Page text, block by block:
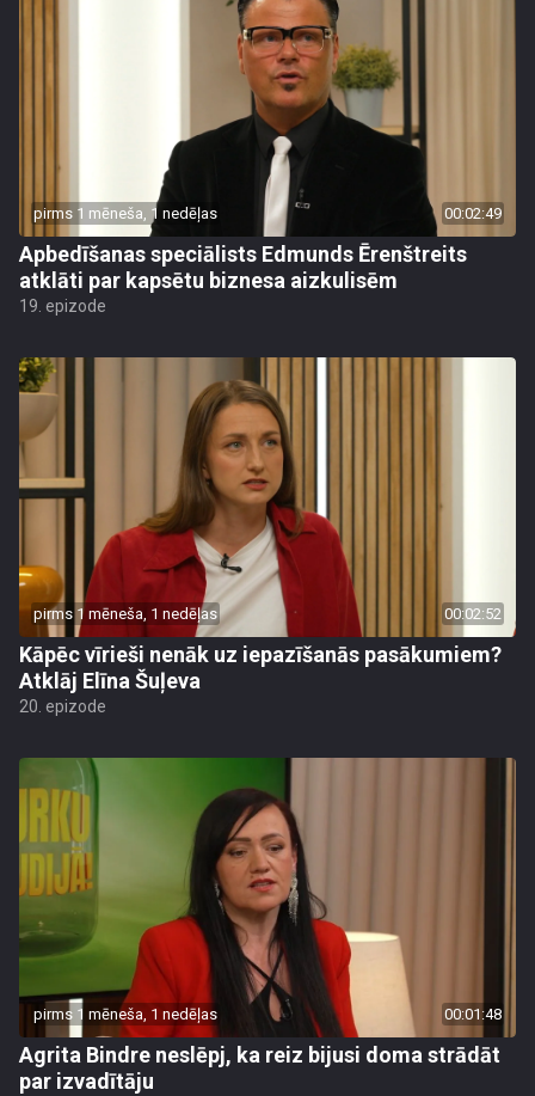
pirms 1 mēneša, 1 nedēļas 00:02:49
Apbedīšanas speciālists Edmunds Ērenštreits
atklāti par kapsētu biznesa aizkulisēm
19. epizode
pirms 1 mēneša, 1 nedēļas 00:02:52
Kāpēc vīrieši nenāk uz iepazīšanās pasākumiem?
Atklāj Elīna Šuļeva
20. epizode
pirms 1 mēneša, 1 nedēļas 00:01:48
Agrita Bindre neslēpj, ka reiz bijusi doma strādāt
par izvadītāju